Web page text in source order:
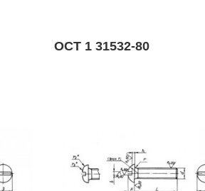
ОСТ 1 31532-80